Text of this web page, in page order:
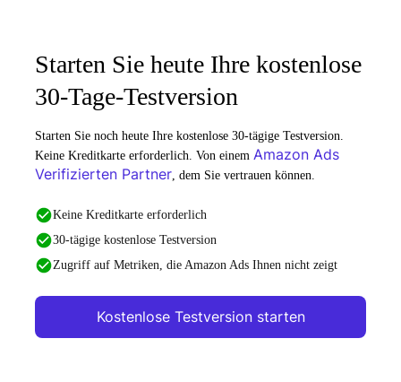
Starten Sie heute Ihre kostenlose
30-Tage-Testversion
Starten Sie noch heute Ihre kostenlose 30-tägige Testversion.
Keine Kreditkarte erforderlich. Von einem Amazon Ads
Verifizierten Partner, dem Sie vertrauen können.
Keine Kreditkarte erforderlich
30-tägige kostenlose Testversion
Zugriff auf Metriken, die Amazon Ads Ihnen nicht zeigt
Kostenlose Testversion starten